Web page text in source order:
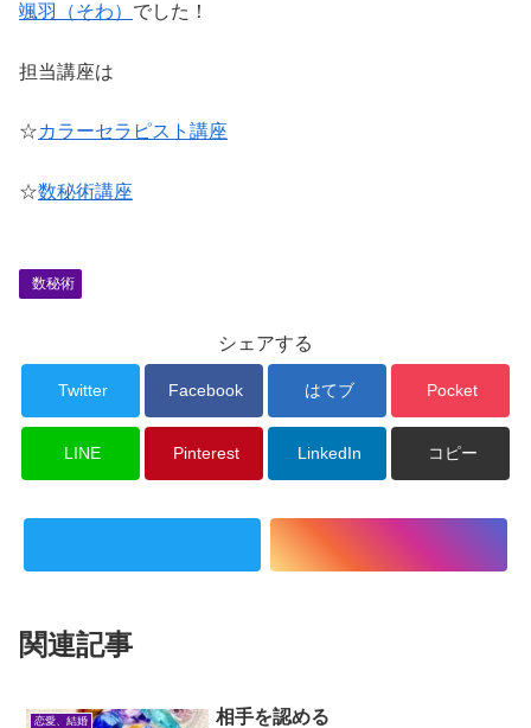
颯羽（そわ） でした！
担当講座は
☆カラーセラピスト講座
☆数秘術講座
数秘術
シェアする
Twitter Facebook はてブ Pocket
LINE Pinterest LinkedIn コピー
関連記事
恋愛、結婚 相手を認める